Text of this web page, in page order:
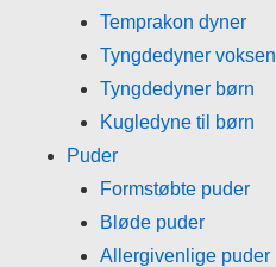
Temprakon dyner
Tyngdedyner voksen
Tyngdedyner børn
Kugledyne til børn
Puder
Formstøbte puder
Bløde puder
Allergivenlige puder